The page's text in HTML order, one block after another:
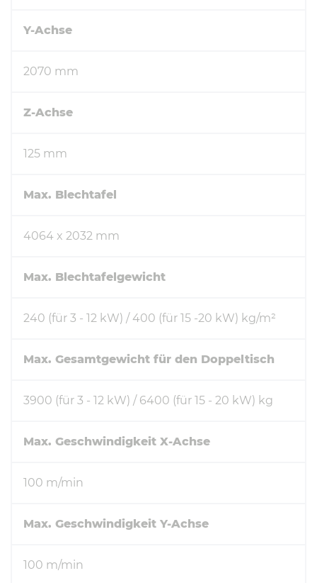
Y-Achse
2070 mm
Z-Achse
125 mm
Max. Blechtafel
4064 x 2032 mm
Max. Blechtafelgewicht
240 (für 3 - 12 kW) / 400 (für 15 -20 kW) kg/m²
Max. Gesamtgewicht für den Doppeltisch
3900 (für 3 - 12 kW) / 6400 (für 15 - 20 kW) kg
Max. Geschwindigkeit X-Achse
100 m/min
Max. Geschwindigkeit Y-Achse
100 m/min